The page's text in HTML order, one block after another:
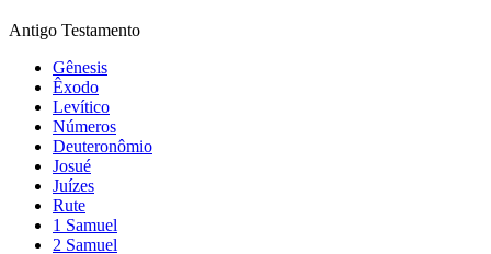
Antigo Testamento
Gênesis
Êxodo
Levítico
Números
Deuteronômio
Josué
Juízes
Rute
1 Samuel
2 Samuel